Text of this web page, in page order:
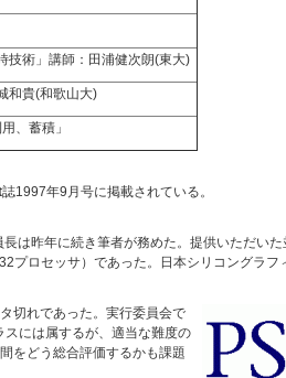
技術」講師：田浦健次朗(東大)
和貴(和歌山大)
、蓄積」
誌1997年9月号に掲載されている。
は昨年に続き筆者が務めた。提供いただい
ロセッサ）であった。日本シリコングラフ
切れであった。実行委員会で
には属するが、適当な難度の
をどう総合評価するかも課題